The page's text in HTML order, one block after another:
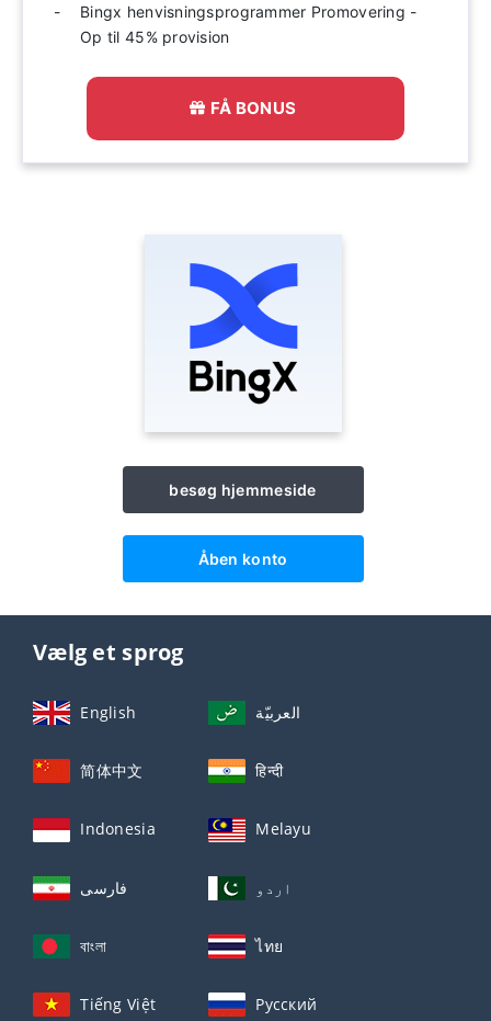
Bingx henvisningsprogrammer Promovering -
Op til 45% provision
FÅ BONUS
besøg hjemmeside
Åben konto
Vælg et sprog
English العربيّة
简体中文 हिन्दी
Indonesia Melayu
فارسی اردو
বাংলা ไทย
Tiếng Việt Русский